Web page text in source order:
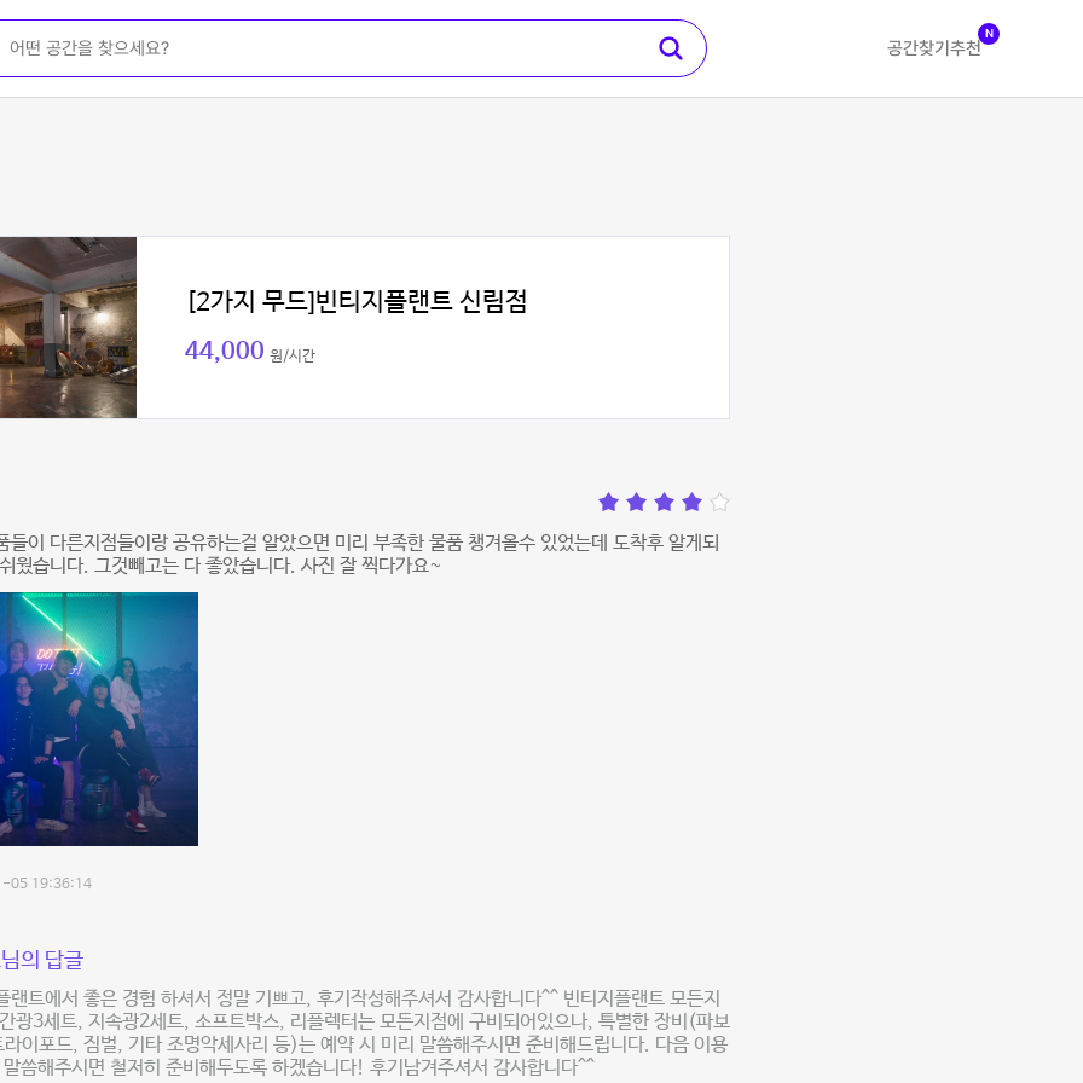
공간찾기 추천
N
[2가지 무드]빈티지플랜트 신림점
44,000 원/시간
들이 다른지점들이랑 공유하는걸 알았으면 미리 부족한 물품 챙겨올수 있었는데 도착후 알게되
웠습니다. 그것빼고는 다 좋았습니다. 사진 잘 찍다가요~
05 19:36:14
의 답글
랜트에서 좋은 경험 하셔서 정말 기쁘고, 후기작성해주셔서 감사합니다^^ 빈티지플랜트 모든지
광3세트, 지속광2세트, 소프트박스, 리플렉터는 모든지점에 구비되어있으나, 특별한 장비(파보
이포드, 짐벌, 기타 조명악세사리 등)는 예약 시 미리 말씀해주시면 준비해드립니다. 다음 이용
씀해주시면 철저히 준비해두도록 하겠습니다! 후기남겨주셔서 감사합니다^^